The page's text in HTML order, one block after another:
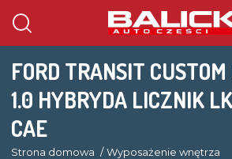
FORD TRANSIT
1.0 HYBRYDA LICZNIK
CAE
Strona domowa Wyposażenie wnętrza